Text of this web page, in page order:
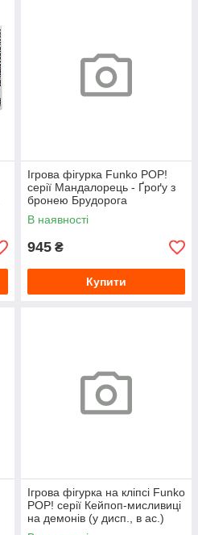
Ігрова фігурка Funko POP!
серії Мандалорець - Ґроґу з
бронею Брудорога
В наявності
945 ₴
Купити
Ігрова фігурка на кліпсі Funko
POP! серії Кейпоп-мисливиці
на демонів (у дисп., в ас.)